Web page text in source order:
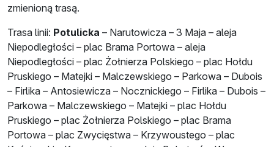
zmienioną trasą.
Trasa linii: Potulicka – Narutowicza – 3 Maja – aleja
Niepodległości – plac Brama Portowa – aleja
Niepodległości – plac Żołnierza Polskiego – plac Hołdu
Pruskiego – Matejki – Malczewskiego – Parkowa – Dubois
– Firlika – Antosiewicza – Nocznickiego – Firlika – Dubois –
Parkowa – Malczewskiego – Matejki – plac Hołdu
Pruskiego – plac Żołnierza Polskiego – plac Brama
Portowa – plac Zwycięstwa – Krzywoustego – plac